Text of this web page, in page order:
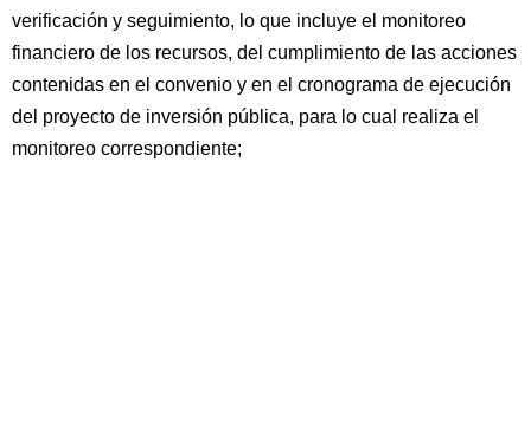
verificación y seguimiento, lo que incluye el monitoreo
financiero de los recursos, del cumplimiento de las acciones
contenidas en el convenio y en el cronograma de ejecución
del proyecto de inversión pública, para lo cual realiza el
monitoreo correspondiente;